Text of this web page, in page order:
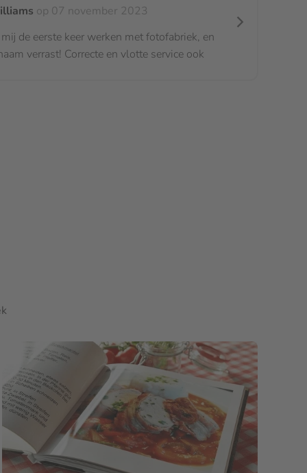
op 07 november 2023
de eerste keer werken met fotofabriek, en
verrast! Correcte en vlotte service ook